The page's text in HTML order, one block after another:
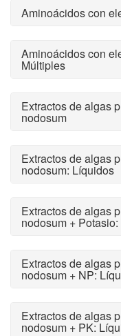
Aminoácidos con
Aminoácidos con
Múltiples
Extractos de algas
nodosum
Extractos de algas
nodosum: Líquidos
Extractos de algas
nodosum +
Extractos de algas
nodosum + NP:
Extractos de algas
nodosum + PK: